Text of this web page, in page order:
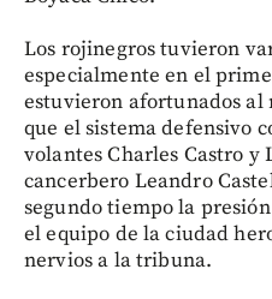
Los rojinegros tuvieron
especialmente en el
estuvieron afortunados
que el sistema defensivo
volantes Charles Castro y
cancerbero Leandro
segundo tiempo la
el equipo de la ciudad
nervios a la tribuna.